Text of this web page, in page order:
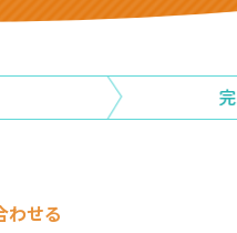
わせる